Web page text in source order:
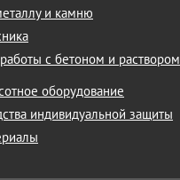
и камню
с бетоном и раствором
оборудование
индивидуальной защиты